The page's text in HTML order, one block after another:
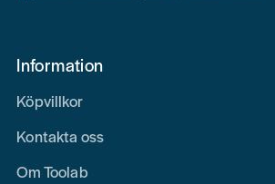
Information
Köpvillkor
Kontakta oss
Om Toolab